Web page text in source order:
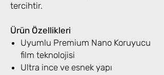
tercihtir.
Ürün Özellikleri
Uyumlu Premium Nano Koruyucu
film teknolojisi
Ultra ince ve esnek yapı